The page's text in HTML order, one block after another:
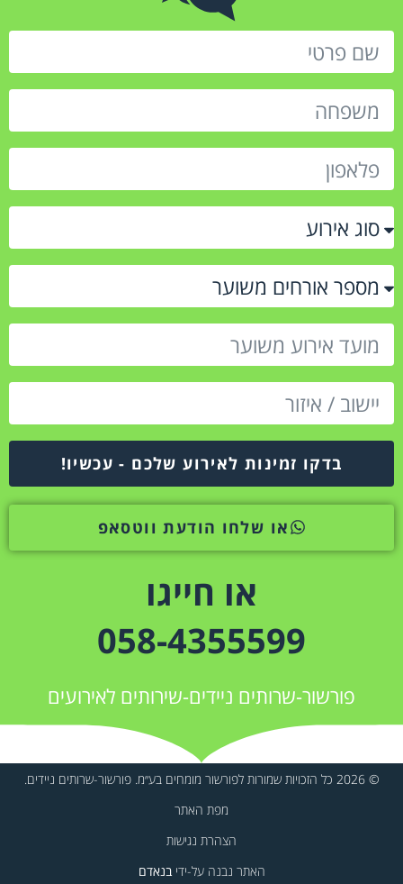
בדקו זמינות לאירוע שלכם - עכשיו!
או שלחו הודעת ווטסאפ
או חייגו
058-4355599
פורשור-שרותים ניידים-שירותים לאירועים
© 2026 כל הזכויות שמורות לפורשור מומחים בע״מ. פורשור-שרותים ניידים.
מפת האתר
הצהרת נגישות
האתר נבנה על-ידיבנאדם